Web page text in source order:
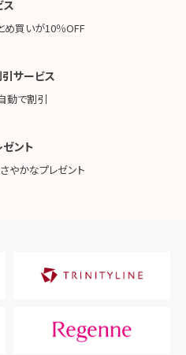
ス
め買いが10％OFF
サービス
動で割引
ント
やかなプレゼント